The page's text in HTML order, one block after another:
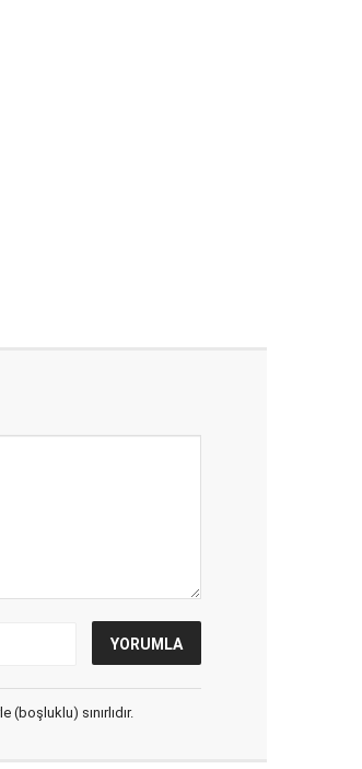
sınırlıdır.